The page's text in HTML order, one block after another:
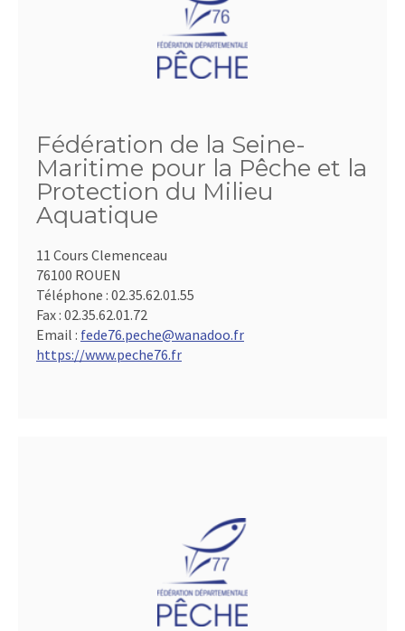
Fédération de la Seine-
Maritime pour la Pêche et la
Protection du Milieu
Aquatique
11 Cours Clemenceau
76100 ROUEN
Téléphone : 02.35.62.01.55
Fax : 02.35.62.01.72
Email : fede76.peche@wanadoo.fr
https://www.peche76.fr